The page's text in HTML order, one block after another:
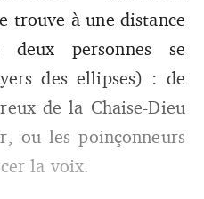
trouve à une distance
deux personnes se
des ellipses) : de
de la Chaise-Dieu
ou les poinçonneurs
la voix.